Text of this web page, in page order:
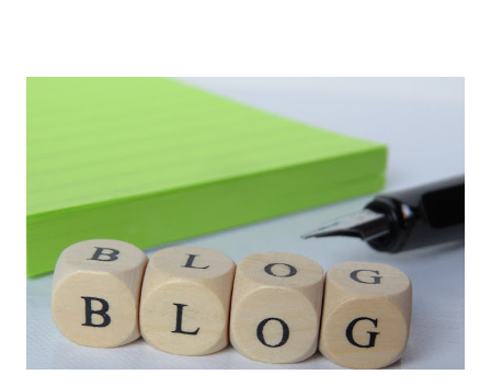
dentro e, magia, ha cominciato a suonare. Visto che ormai la
magia era cominciata perché non assecondarla! Mi ha ridato il
flauto e si è preso due grossi (ma proprio grossi) coperchi di
altrettanto grosse pentole e, complice il suo papà, li ha
cominciati a suonare come se fossero dei cimbali. Poveri vicini,
abbiamo fatto un bel po' di baccano!!!